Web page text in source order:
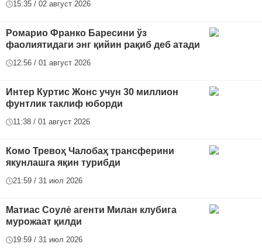
15:35 / 02 август 2026
Ромарио Франко Баресини ўз
фаолиятидаги энг қийин рақиб деб атади
12:56 / 01 август 2026
Интер Куртис Жонс учун 30 миллион
фунтлик таклиф юборди
11:38 / 01 август 2026
Комо Тревоҳ Чалобаҳ трансферини
якунлашга яқин турибди
21:59 / 31 июл 2026
Матиас Соулė агенти Милан клубига
мурожаат қилди
19:59 / 31 июл 2026